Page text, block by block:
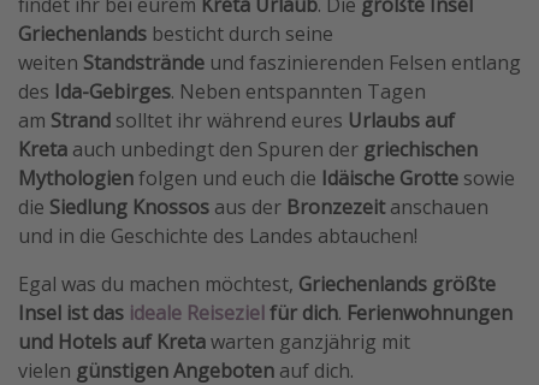
Rundreisen in Thailand
Bahnreisen in der Schweiz
Reisepassfreie Reiseziele
Travel Know How
Silvesterreisen
Last Minute Urlaub Mallorca
Griechenlands besticht durch seine
weiten Standstrände und faszinierenden Felsen entlang
des Ida-Gebirges. Neben entspannten Tagen
am Strand solltet ihr während eures Urlaubs auf
Kreta auch unbedingt den Spuren der griechischen
Mythologienfolgen und euch die Idäische Grotte sowie
die Siedlung Knossos aus der Bronzezeitanschauen
und in die Geschichte des Landes abtauchen!
Egal was du machen möchtest, Griechenlands größte
Insel ist das ideale Reisezielfür dich. Ferienwohnungen
und Hotels auf Kretawarten ganzjährig mit
vielen günstigen Angeboten auf dich.